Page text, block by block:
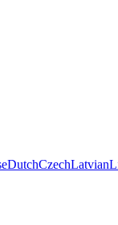
DutchCzechLatvian